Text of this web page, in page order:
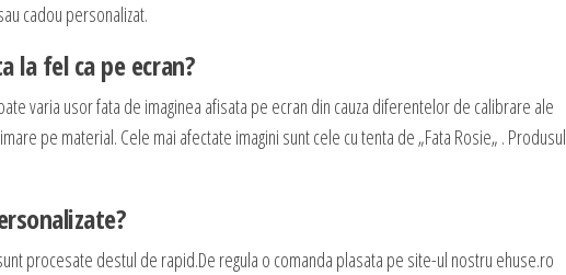
cadou personalizat.
la fel ca pe ecran?
varia usor fata de imaginea afisata pe ecran din cauza diferentelor de calibrare ale
pe material. Cele mai afectate imagini sunt cele cu tenta de „Fata Rosie„ . Produsul
procesate destul de rapid.De regula o comanda plasata pe site-ul nostru ehuse.ro